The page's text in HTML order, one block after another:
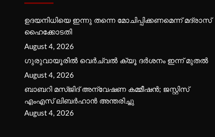
ഉദയനിധിയെ ഇന്നു തന്നെ മോചിപ്പിക്കണമെന്ന് മദ്രാസ്
ഹൈക്കോടതി
August 4, 2026
ഗുരുവായൂരില്‍ വെര്‍ച്വല്‍ ക്യൂ ദര്‍ശനം ഇന്ന് മുതല്‍
August 4, 2026
ബാബറി മസ്ജിദ് അന്വേഷണ കമ്മീഷന്‍; ജസ്റ്റിസ്
എംഎസ് ലിബര്‍ഹാന്‍ അന്തരിച്ചു
August 4, 2026